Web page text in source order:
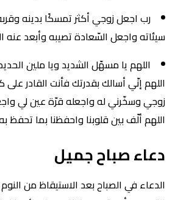
رب اجعل زوجي أكثر تمسكًا بدينه
سيئاته واجعل السّعادة تصيبه وأبعد عنه
اللهم يا مسهّل الشديد ويا ملين
اللهم إنّي أسالك بقدرتك فأنت القادر
زوجي وسخّرني له واجعله قرّة عين لي
اللهم ألّف بين قلوبنا واحفظنا بما تحفظ
دعاء صباح جميل
الدعاء في الصباح بعد الاستيقاظ من